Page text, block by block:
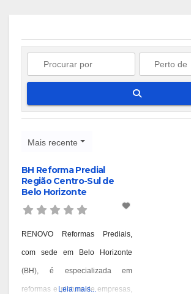
Mais recente
BH Reforma Predial
Região Centro-Sul de
Belo Horizonte
RENOVO Reformas Prediais,
com sede em Belo Horizonte
(BH), é especializada em
reformas e pintura de empresas,
Leia mais...